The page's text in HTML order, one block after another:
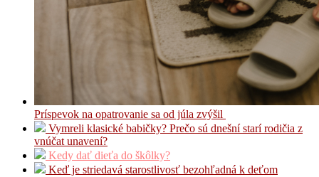
Príspevok na opatrovanie sa od júla zvýšil
Vymreli klasické babičky? Prečo sú dnešní starí rodičia z
vnúčat unavení?
Kedy dať dieťa do škôlky?
Keď je striedavá starostlivosť bezohľadná k deťom